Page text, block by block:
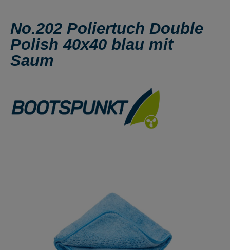
No.202 Poliertuch Double
Polish 40x40 blau mit
Saum